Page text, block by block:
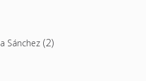
Sánchez(2)